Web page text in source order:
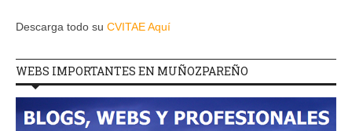
Descarga todo su CVITAE Aquí
WEBS IMPORTANTES EN MUÑOZPAREÑO